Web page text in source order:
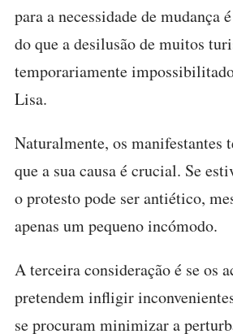
para a necessidade de mudança
do que a desilusão de muitos
temporariamente
Lisa.
Naturalmente, os manifestantes
que a sua causa é crucial. Se
o protesto pode ser antiético,
apenas um pequeno incómodo.
A terceira consideração é se os
pretendem infligir
se procuram minimizar a